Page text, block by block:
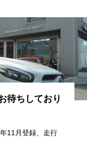
待ちしており
11月登録、走行